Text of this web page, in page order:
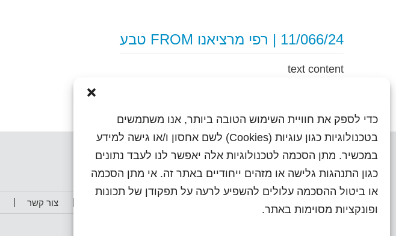
כדי לספק את חוויית השימוש הטובה ביותר, אנו משתמשים
בטכנולוגיות כגון עוגיות (Cookies) לשם אחסון ו/או גישה למידע
במכשיר. מתן הסכמה לטכנולוגיות אלה יאפשר לנו לעבד נתונים
כגון התנהגות גלישה או מזהים ייחודיים באתר זה. אי מתן הסכמה
או ביטול ההסכמה עלולים להשפיע לרעה על תפקודן של תכונות
ופונקציות מסוימות באתר.
11/066/24 | רפי מרציאנו FROM טבע
text content
צור קשר